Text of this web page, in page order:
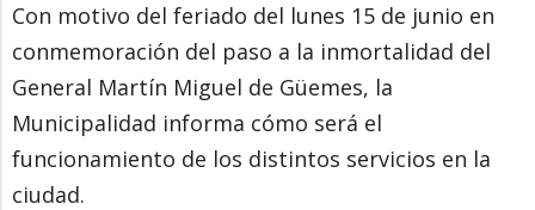
Con motivo del feriado del lunes 15 de junio en
conmemoración del paso a la inmortalidad del
General Martín Miguel de Güemes, la
Municipalidad informa cómo será el
funcionamiento de los distintos servicios en la
ciudad.